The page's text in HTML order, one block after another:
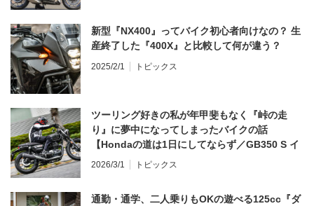
新型『NX400』ってバイク初心者向けなの？ 生
産終了した『400X』と比較して何が違う？
2025/2/1 トピックス
ツーリング好きの私が年甲斐もなく『峠の走
り』に夢中になってしまったバイクの話
【Hondaの道は1日にしてならず／GB350 S イ
ンプレ・レビュー 前編】
2026/3/1 トピックス
通勤・通学、二人乗りもOKの遊べる125cc『ダ